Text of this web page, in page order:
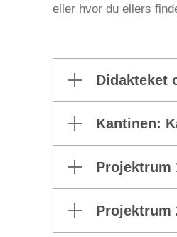
eller hvor du ellers
Didakteket
Kantinen:
Projektrum
Projektrum